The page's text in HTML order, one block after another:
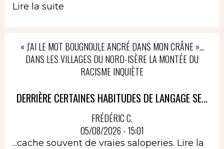
Lire la suite
« J’AI LE MOT BOUGNOULE ANCRÉ DANS MON CRÂNE »…
DANS LES VILLAGES DU NORD-ISÈRE LA MONTÉE DU
RACISME INQUIÈTE
DERRIÈRE CERTAINES HABITUDES DE LANGAGE SE...
FRÉDÉRIC C.
05/08/2026 - 15:01
...cache souvent de vraies saloperies. Lire la